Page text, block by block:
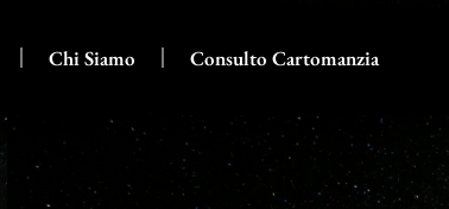
Chi Siamo Consulto Cartomanzia